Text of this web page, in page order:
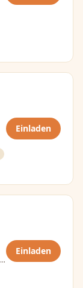
Einladen
Einladen